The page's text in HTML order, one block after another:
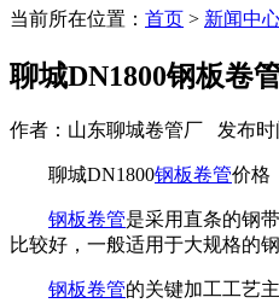
当前所在位置： 首页 > 新闻中
聊城DN1800钢板卷
作者：山东聊城卷管厂 发布时
聊城DN1800钢板卷管价格
钢板卷管是采用直条的钢
比较好，一般适用于大规格的钢
钢板卷管的关键加工工艺